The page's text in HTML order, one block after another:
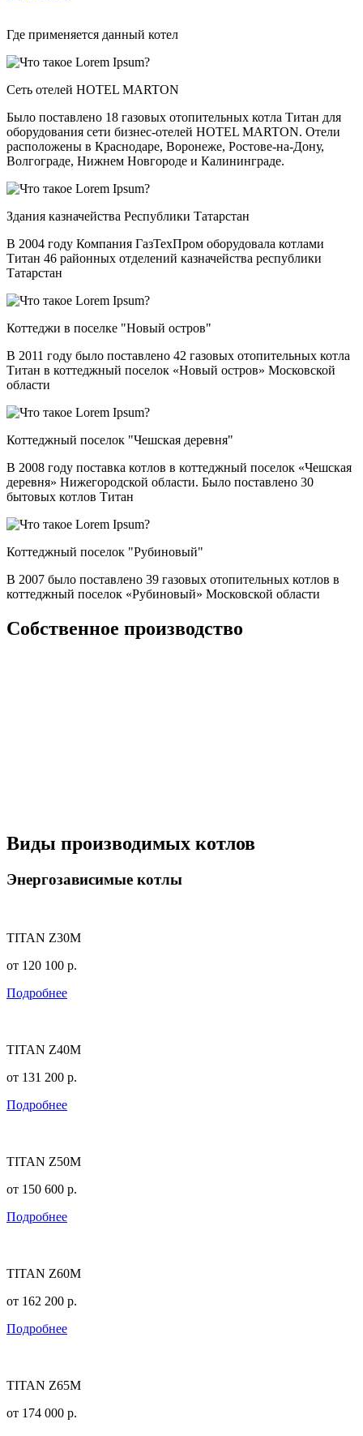
Где применяется данный котел
Сеть отелей HOTEL MARTON
Было поставлено 18 газовых отопительных котла Титан для
оборудования сети бизнес-отелей HOTEL MARTON. Отели
расположены в Краснодаре, Воронеже, Ростове-на-Дону,
Волгограде, Нижнем Новгороде и Калининграде.
Здания казначейства Республики Татарстан
В 2004 году Компания ГазТехПром оборудовала котлами
Титан 46 районных отделений казначейства республики
Татарстан
Коттеджи в поселке "Новый остров"
В 2011 году было поставлено 42 газовых отопительных котла
Титан в коттеджный поселок «Новый остров» Московской
области
Коттеджный поселок "Чешская деревня"
В 2008 году поставка котлов в коттеджный поселок «Чешская
деревня» Нижегородской области. Было поставлено 30
бытовых котлов Титан
Коттеджный поселок "Рубиновый"
В 2007 было поставлено 39 газовых отопительных котлов в
коттеджный поселок «Рубиновый» Московской области
Собственное производство
Виды производимых котлов
Энергозависимые котлы
TITAN Z30M
от 120 100 р.
Подробнее
TITAN Z40M
от 131 200 р.
Подробнее
TITAN Z50M
от 150 600 р.
Подробнее
TITAN Z60M
от 162 200 р.
Подробнее
TITAN Z65M
от 174 000 р.